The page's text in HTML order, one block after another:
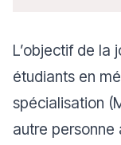
L’objectif de la
étudiants en
spécialisation
autre personne